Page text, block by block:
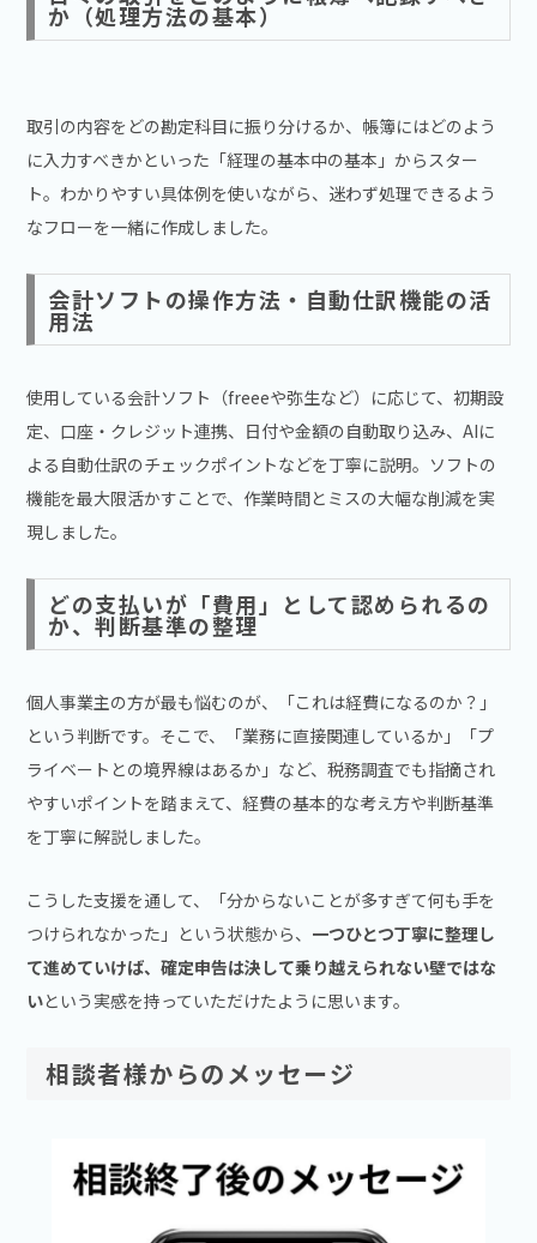
か（処理方法の基本）
取引の内容をどの勘定科目に振り分けるか、帳簿にはどのよう
に入力すべきかといった「経理の基本中の基本」からスター
ト。わかりやすい具体例を使いながら、迷わず処理できるよう
なフローを一緒に作成しました。
会計ソフトの操作方法・自動仕訳機能の活
用法
使用している会計ソフト（freeeや弥生など）に応じて、初期設
定、口座・クレジット連携、日付や金額の自動取り込み、AIに
よる自動仕訳のチェックポイントなどを丁寧に説明。ソフトの
機能を最大限活かすことで、作業時間とミスの大幅な削減を実
現しました。
どの支払いが「費用」として認められるの
か、判断基準の整理
個人事業主の方が最も悩むのが、「これは経費になるのか？」
という判断です。そこで、「業務に直接関連しているか」「プ
ライベートとの境界線はあるか」など、税務調査でも指摘され
やすいポイントを踏まえて、経費の基本的な考え方や判断基準
を丁寧に解説しました。
こうした支援を通して、「分からないことが多すぎて何も手を
つけられなかった」という状態から、 一つひとつ丁寧に整理し
て進めていけば、確定申告は決して乗り越えられない壁ではな
いという実感を持っていただけたように思います。
相談者様からのメッセージ